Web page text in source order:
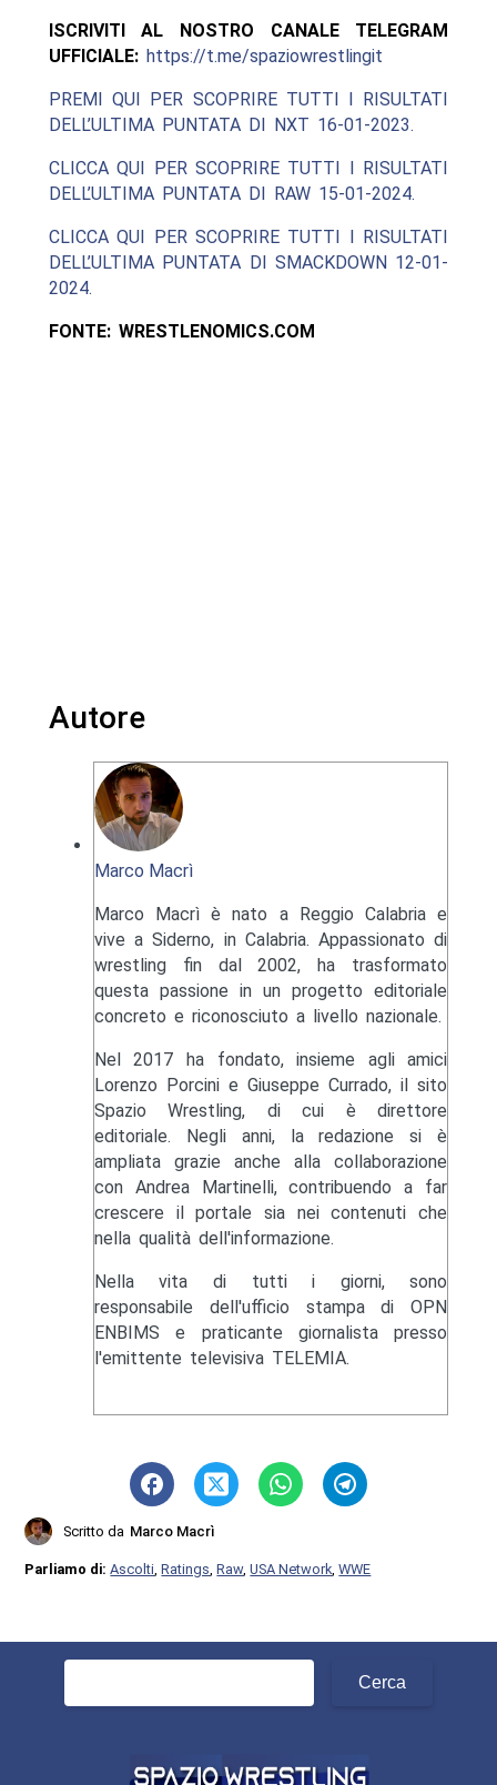
ISCRIVITI AL NOSTRO CANALE TELEGRAM
UFFICIALE: https://t.me/spaziowrestlingit
PREMI QUI PER SCOPRIRE TUTTI I RISULTATI
DELL’ULTIMA PUNTATA DI NXT 16-01-2023.
CLICCA QUI PER SCOPRIRE TUTTI I RISULTATI
DELL’ULTIMA PUNTATA DI RAW 15-01-2024.
CLICCA QUI PER SCOPRIRE TUTTI I RISULTATI
DELL’ULTIMA PUNTATA DI SMACKDOWN 12-01-
2024.
FONTE: WRESTLENOMICS.COM
Autore
Marco Macrì
Marco Macrì è nato a Reggio Calabria e
vive a Siderno, in Calabria. Appassionato di
wrestling fin dal 2002, ha trasformato
questa passione in un progetto editoriale
concreto e riconosciuto a livello nazionale.
Nel 2017 ha fondato, insieme agli amici
Lorenzo Porcini e Giuseppe Currado, il sito
Spazio Wrestling, di cui è direttore
editoriale. Negli anni, la redazione si è
ampliata grazie anche alla collaborazione
con Andrea Martinelli, contribuendo a far
crescere il portale sia nei contenuti che
nella qualità dell'informazione.
Nella vita di tutti i giorni, sono
responsabile dell'ufficio stampa di OPN
ENBIMS e praticante giornalista presso
l'emittente televisiva TELEMIA.
Scritto da Marco Macrì
Parliamo di:Ascolti ,Ratings ,Raw,USA Network ,WWE